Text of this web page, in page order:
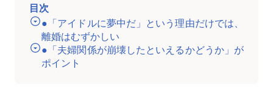
目次
●「アイドルに夢中だ」という理由だけでは、
離婚はむずかしい
●「夫婦関係が崩壊したといえるかどうか」が
ポイント